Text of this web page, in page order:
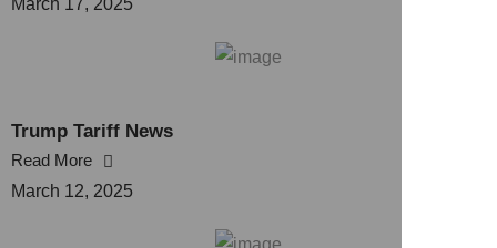
March 17, 2025
Trump Tariff News
Read More
March 12, 2025